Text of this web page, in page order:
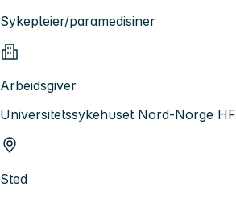
Sykepleier/paramedisiner
Arbeidsgiver
Universitetssykehuset Nord-Norge HF
Sted